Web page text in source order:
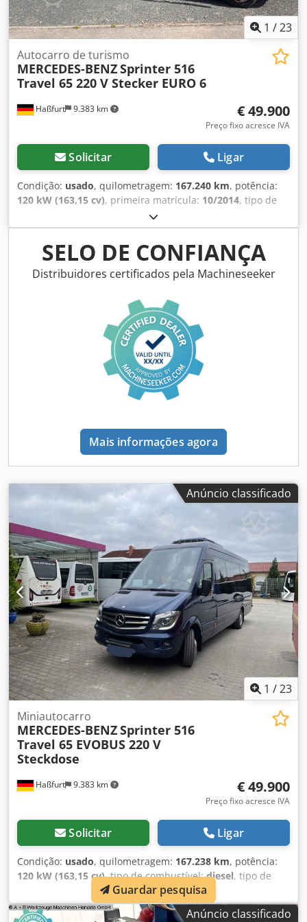
1 /23
Haßfurt 9.383 km
Autocarro de turismo
MERCEDES-BENZSprinter 516
Travel 65 220 V Stecker EURO 6
€ 49.900
Preço fixo acresce IVA
Solicitar Ligar
Condição: usado, quilometragem: 167.240 km, potência:
120 kW (163,15 cv), primeira matrícula: 10/2014, tipo de
, número de lugares:
engrenagem:automático, classe de emissão:Euro 6, cor:
, Equipamento:ABS, aquecedor estacionário, ar
condicionado, * Nosso número interno: 1039 * MB
Sprinter 516 Djdexc Sfzepfx Anzock * ORIGINAL EVOBUS -
quilometragem * TELMA * Controle de cruzeiro * Porta-
malas * Vidros panorâmicos * 15+1+1 lugares para
passageiros: assentos linha LUXO * TODOS OS BANCOS
EQUIPADOS COM CINTO DE SEGURANÇA DE 3 PONTOS *
Bancos reclináveis * Ar-condicionado na área de
passageiros * Ar-condicionado separado para o motorista
* Apoio de braço * Mesas com suporte para bebidas *
Descanso para os pés * Redes para bagagem *
Aquecimento estacionário * Câmera de ré * Uma mesa
instalada * Prateleiras para bagagem * Luzes de leitura *
Para-brisa novo * Grande porta-malas * Tomada elétrica
Injetores novos para AD-Blue * Eixo cardã substituído *
etc. * Todas as informações sem garantia * Reservamo-nos
o direito de venda intermediária * Ressaltamos nossos
termos e condições gerais
SELO DE CONFIANÇA
Distribuidores certificados pela Machineseeker
Mais informações agora
Anúncio classificado
1 /23
Haßfurt 9.383 km
Miniautocarro
MERCEDES-BENZSprinter 516
Travel 65 EVOBUS 220 V
Steckdose
€ 49.900
Preço fixo acresce IVA
Solicitar Ligar
Condição: usado, quilometragem: 167.238 km, potência:
120 kW (163,15 cv), tipo de combustível:diesel, tipo de
automático, primeira matrícula:
classe de emissão:Euro 6, cor:azul, número de lugares:
17, Equipamento: ar condicionado, * Nosso número
Anúncio classificado
Guardar pesquisa